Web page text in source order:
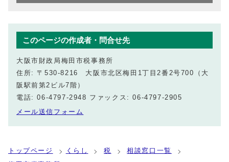
このページの作成者・問合せ先
大阪市財政局梅田市税事務所
住所: 〒530-8216 大阪市北区梅田1丁目2番2号700（大
阪駅前第2ビル7階）
電話: 06-4797-2948 ファックス: 06-4797-2905
メール送信フォーム
トップページ くらし 税
相談窓口一覧